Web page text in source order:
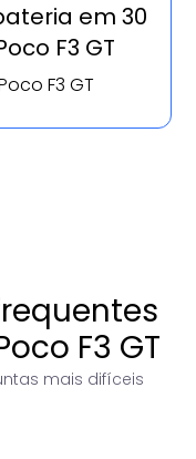
em 30
F3 GT
F3 GT
F3 GT
mais difíceis